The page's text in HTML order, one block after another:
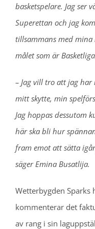
basketspelare. Jag ser
Superettan och jag
tillsammans med
målet som är
– Jag vill tro att jag
mitt skytte, min
Jag hoppas dessutom
här ska bli hur
fram emot att sätta
säger Emina Busatlija.
Wetterbygden Sparks
kommenterar det
av rang i sin